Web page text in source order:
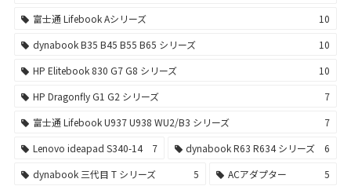
富士通 Lifebook Aシリーズ
10
dynabook B35 B45 B55 B65 シリーズ
10
HP Elitebook 830 G7 G8 シリーズ
10
HP Dragonfly G1 G2 シリーズ
7
富士通 Lifebook U937 U938 WU2/B3 シリーズ
7
Lenovo ideapad S340-14
7 dynabook R63 R634 シリーズ
6
dynabook 三代目 T シリーズ
5 ACアダプター
5